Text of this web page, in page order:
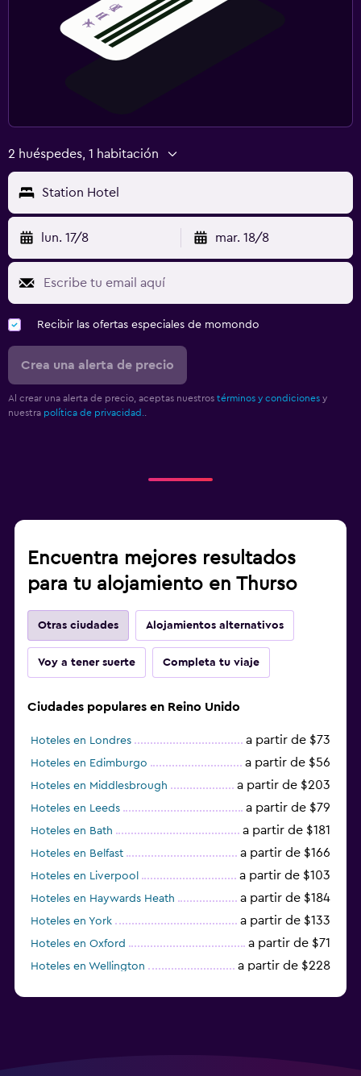
2 huéspedes, 1 habitación
Station Hotel
lun. 17/8 mar. 18/8
Recibir las ofertas especiales de momondo
Crea una alerta de precio
Al crear una alerta de precio, aceptas nuestros términos y condiciones y
nuestra política de privacidad.
Encuentra mejores resultados
para tu alojamiento en Thurso
Otras ciudades Alojamientos alternativos
Voy a tener suerte Completa tu viaje
Ciudades populares en Reino Unido
Hoteles en Londres a partir de $73
Hoteles en Edimburgo a partir de $56
Hoteles en Middlesbrough a partir de $203
Hoteles en Leeds a partir de $79
Hoteles en Bath a partir de $181
Hoteles en Belfast a partir de $166
Hoteles en Liverpool a partir de $103
Hoteles en Haywards Heath a partir de $184
Hoteles en York a partir de $133
Hoteles en Oxford a partir de $71
Hoteles en Wellington a partir de $228